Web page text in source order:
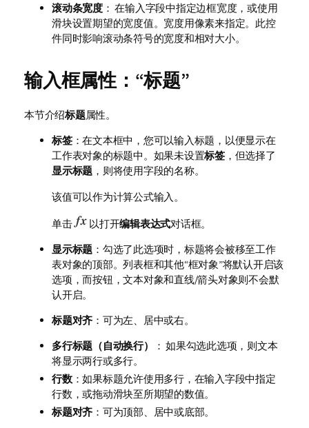
滚动条宽度： 在输入字段中指定边框宽度，或使用
滑块设置期望的宽度值。宽度用像素来指定。此控
件同时影响滚动条符号的宽度和相对大小。
输入框属性：“标题”
本节介绍标题属性。
标签：在文本框中，您可以输入标题，以便显示在
工作表对象的标题中。如果未设置标签，但选择了
显示标题 ，则将使用字段的名称。
该值可以作为计算公式输入。
单击 以打开编辑表达式对话框。
显示标题 ：勾选了此选项时，标题将会被移至工作
表对象的顶部。列表框和其他“框对象”将默认开启该
选项，而按钮，文本对象和直线/箭头对象则不会默
认开启。
标题对齐 ：可为左、居中或右。
多行标题（自动换行）
： 如果勾选此选项，则文本
将显示两行或多行。
行数：如果标题允许使用多行，在输入字段中指定
行数，或拖动滑块至所期望的数值。
标题对齐 ：可为顶部、居中或底部。